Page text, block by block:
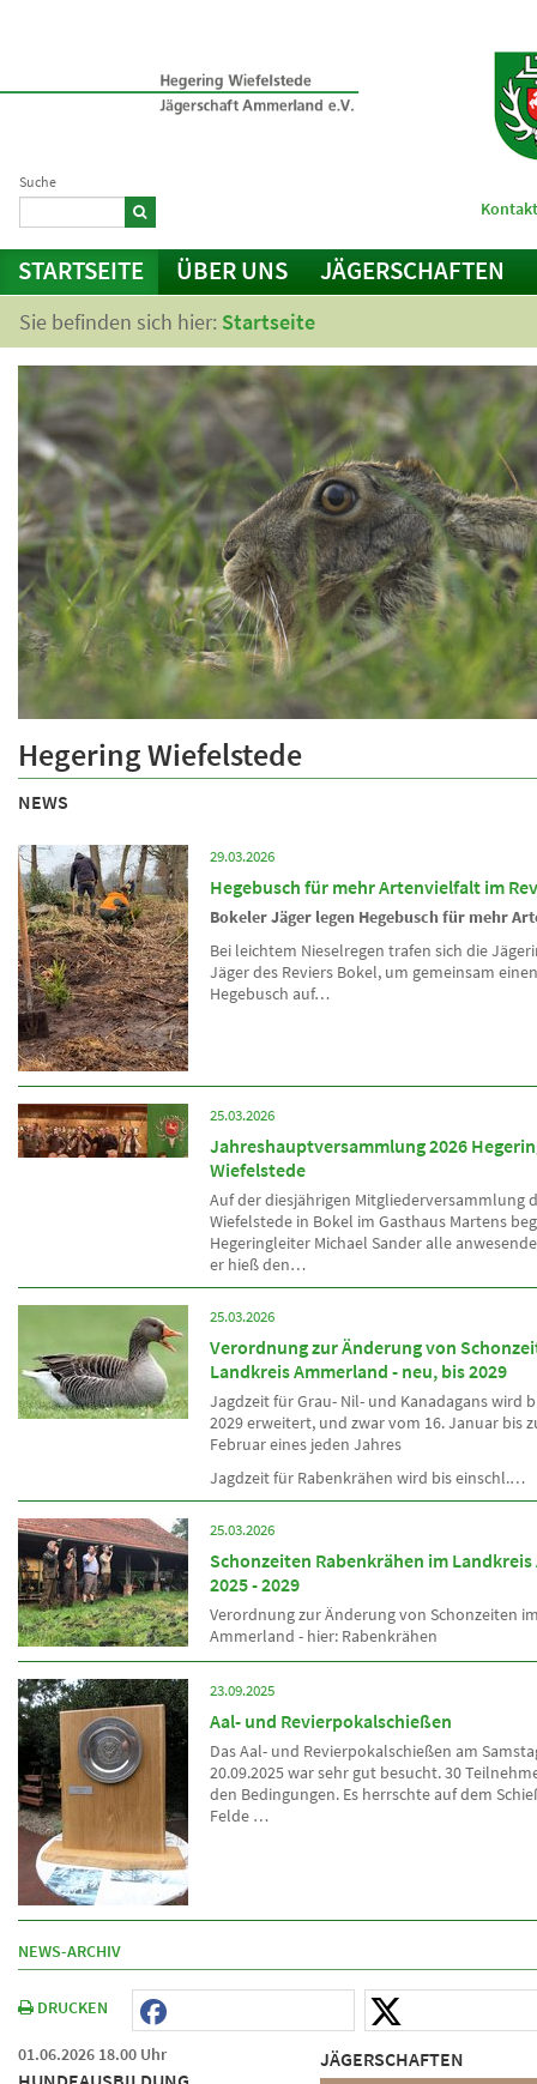
Suche
STARTSEITE ÜBER UNS JÄGERSCHAFTEN
Sie befinden sich hier: Startseite
Über uns
Informationen über den Hegering
Hegering Wiefelstede
NEWS
29.03.2026
Hegebusch für mehr Artenvielfalt im
Bokeler Jäger legen Hegebusch für mehr
Bei leichtem Nieselregen trafen sich die
Jäger des Reviers Bokel, um gemeinsam
Hegebusch auf…
25.03.2026
Jahreshauptversammlung 2026
Wiefelstede
Auf der diesjährigen Mitgliederversammlung
Wiefelstede in Bokel im Gasthaus Martens
Hegeringleiter Michael Sander alle
er hieß den…
25.03.2026
Verordnung zur Änderung von
Landkreis Ammerland - neu, bis 2029
Jagdzeit für Grau- Nil- und Kanadagans wird
2029 erweitert, und zwar vom 16. Januar bis
Februar eines jeden Jahres
Jagdzeit für Rabenkrähen wird bis einschl.…
25.03.2026
Schonzeiten Rabenkrähen im
2025 - 2029
Verordnung zur Änderung von Schonzeiten
Ammerland - hier: Rabenkrähen
23.09.2025
Aal- und Revierpokalschießen
Das Aal- und Revierpokalschießen am
20.09.2025 war sehr gut besucht. 30
den Bedingungen. Es herrschte auf dem
Felde …
NEWS-ARCHIV
DRUCKEN
01.06.2026 18.00 Uhr JÄGERSCHAFTEN